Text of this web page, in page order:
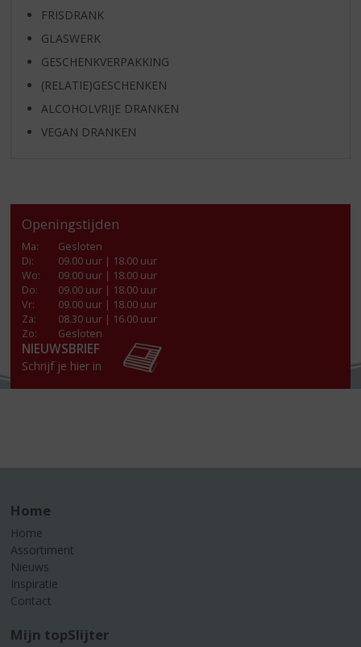
FRISDRANK
GLASWERK
GESCHENKVERPAKKING
(RELATIE)GESCHENKEN
ALCOHOLVRIJE DRANKEN
VEGAN DRANKEN
Openingstijden
Ma:
Gesloten
Di:
09.00 uur | 18.00 uur
Wo:
09.00 uur | 18.00 uur
Do:
09.00 uur | 18.00 uur
Vr:
09.00 uur | 18.00 uur
Za:
08.30 uur | 16.00 uur
Zo:
Gesloten
NIEUWSBRIEF
Schrijf je hier in
Home
Home
Assortiment
Nieuws
Inspiratie
Contact
Mijn topSlijter